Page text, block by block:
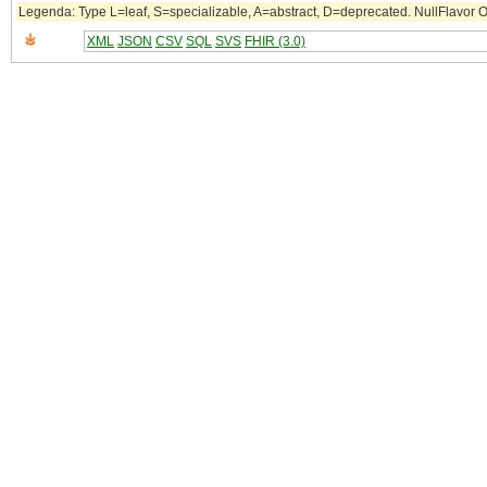
Legenda: Type L=leaf, S=specializable, A=abstract, D=deprecated.
XML JSON CSV SQL SVS FHIR (3.0)